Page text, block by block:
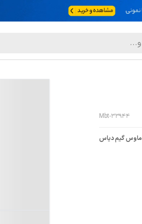
Mbt-33944
ماوس گیم دیاس